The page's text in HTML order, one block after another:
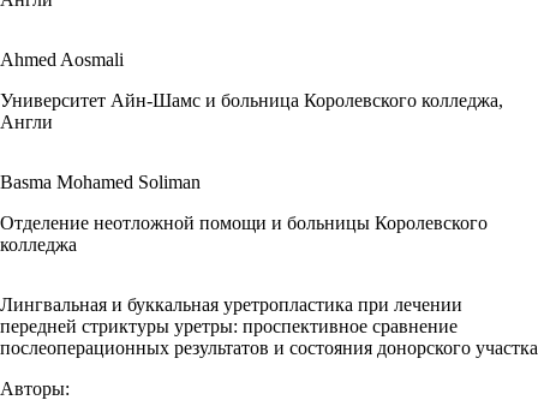
Ahmed Aosmali
Университет Айн-Шамс и больница Королевского колледжа,
Англи
Basma Mohamed Soliman
Отделение неотложной помощи и больницы Королевского
колледжа
Лингвальная и буккальная уретропластика при лечении
передней стриктуры уретры: проспективное сравнение
послеоперационных результатов и состояния донорского участка
Авторы: